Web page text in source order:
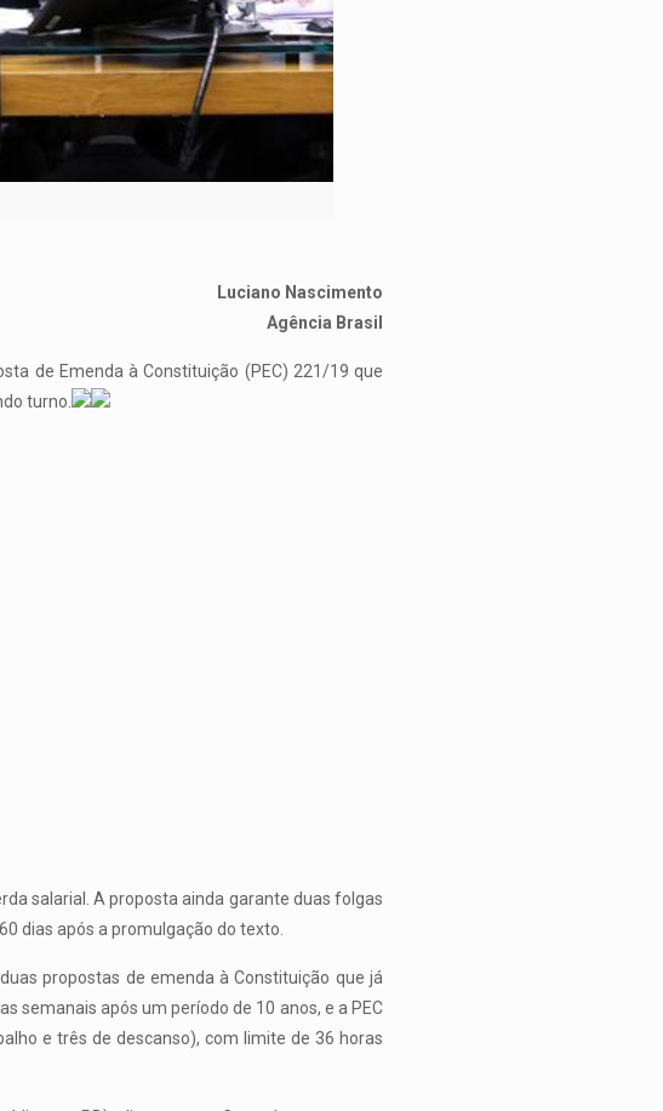
Luciano Nascimento
Agência Brasil
de Emenda à Constituição (PEC) 221/19 que
turno.
salarial. A proposta ainda garante duas folgas
dias após a promulgação do texto.
propostas de emenda à Constituição que já
semanais após um período de 10 anos, e a PEC
e três de descanso), com limite de 36 horas